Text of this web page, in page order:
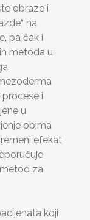
obraze i
na
pa čak i
metoda u
i
u
obima
efekat
za
koji